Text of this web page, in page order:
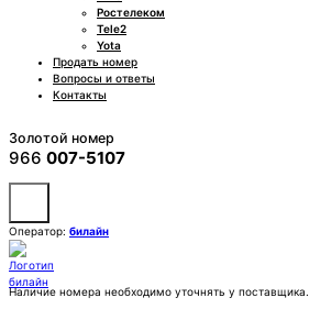
Ростелеком
Tele2
Yota
Продать номер
Вопросы и ответы
Контакты
Золотой номер
966 007-5107
Оператор: билайн
Наличие номера необходимо уточнять у поставщика.